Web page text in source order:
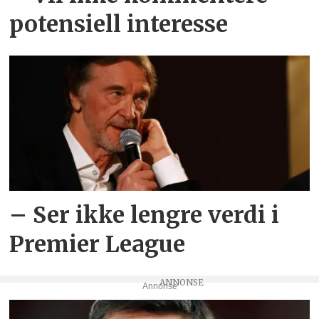
potensiell interesse
– Ser ikke lengre verdi i
Premier League
Annonse